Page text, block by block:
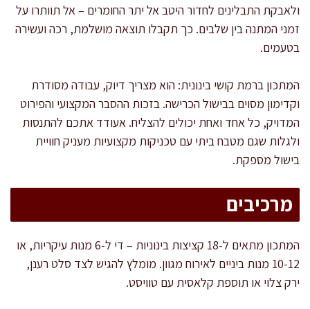
ולאבקת התבלינים לחדור היטב אל יתר החומרים – אל תוותרו על
זמני המתנה בין שלבים. כך תקבלו תוצאה מושלמת, רכה ועשירה
בטעמים.
המתכון ברמת קושי בינונית: הוא מצריך דיוק, עבודה מסודרת
וקדימון מסוים בבישול הכרישה. בזכות ההסבר המקצועי והפירוט
המדויק, כל אחד ואחת יכולים להצליח. אעודד אתכם להתנסות
ולגלות שגם מטבח ביתי עם טכניקות מקצועיות מעניק חוויית
בישול מספקת.
מרכיבים
המתכון מתאים ל-18 קציצות בינוניות – די ל-6 מנות עיקריות, או
10-12 מנות ביניים לאירוח מגוון. מומלץ להגיש לצד סלט רענן,
ירק צלוי או תוספת קלאסית עם טוויסט.